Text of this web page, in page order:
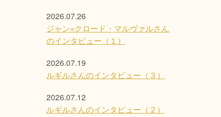
2026.07.26
ジャン=クロード・マルヴァルさん
のインタビュー（１）
2026.07.19
ルギルさんのインタビュー（３）
2026.07.12
ルギルさんのインタビュー（２）